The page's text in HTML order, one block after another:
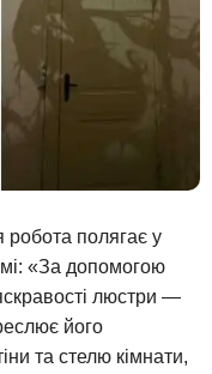
робота полягає у
«За допомогою
люстри —
його
та стелю кімнати,